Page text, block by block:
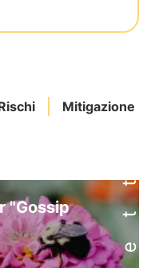
Mitigazione
"Gossip